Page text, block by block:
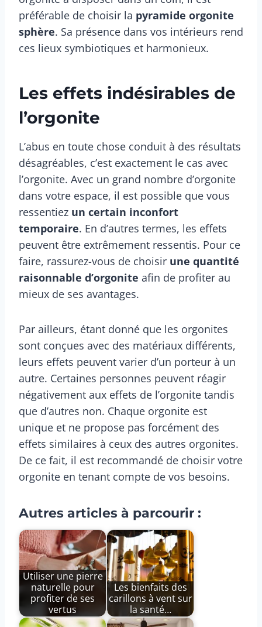
préférable de choisir la pyramide orgonite
sphère. Sa présence dans vos intérieurs rend
ces lieux symbiotiques et harmonieux.
Les effets indésirables de
l’orgonite
L’abus en toute chose conduit à des résultats
désagréables, c’est exactement le cas avec
l’orgonite. Avec un grand nombre d’orgonite
dans votre espace, il est possible que vous
ressentiez un certain inconfort
temporaire. En d’autres termes, les effets
peuvent être extrêmement ressentis. Pour ce
faire, rassurez-vous de choisir une quantité
raisonnable d’orgonite afin de profiter au
mieux de ses avantages.
Par ailleurs, étant donné que les orgonites
sont conçues avec des matériaux différents,
leurs effets peuvent varier d’un porteur à un
autre. Certaines personnes peuvent réagir
négativement aux effets de l’orgonite tandis
que d’autres non. Chaque orgonite est
unique et ne propose pas forcément des
effets similaires à ceux des autres orgonites.
De ce fait, il est recommandé de choisir votre
orgonite en tenant compte de vos besoins.
Autres articles à parcourir :
Utiliser une pierre
naturelle pour
profiter de ses
vertus
Les bienfaits des
carillons à vent sur
la santé…